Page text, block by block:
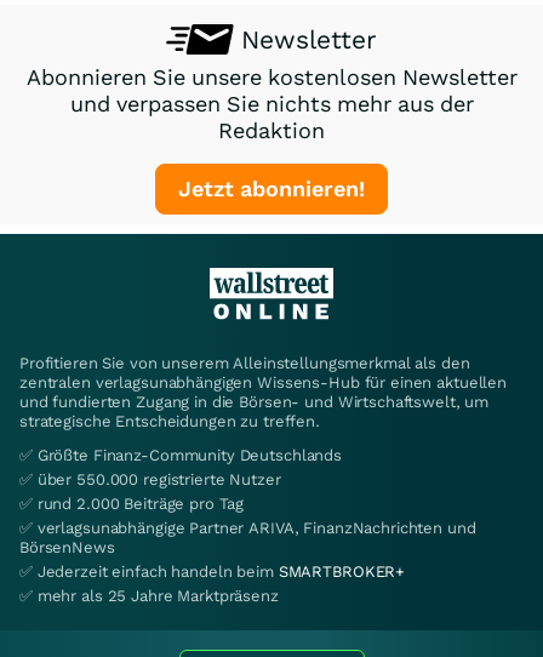
Newsletter
Abonnieren Sie unsere kostenlosen Newsletter
und verpassen Sie nichts mehr aus der
Redaktion
Jetzt abonnieren!
Profitieren Sie von unserem Alleinstellungsmerkmal als den
zentralen verlagsunabhängigen Wissens-Hub für einen aktuellen
und fundierten Zugang in die Börsen- und Wirtschaftswelt, um
strategische Entscheidungen zu treffen.
✅ Größte Finanz-Community Deutschlands
✅ über 550.000 registrierte Nutzer
✅ rund 2.000 Beiträge pro Tag
✅ verlagsunabhängige Partner ARIVA, FinanzNachrichten und
BörsenNews
✅ Jederzeit einfach handeln beim SMARTBROKER+
✅ mehr als 25 Jahre Marktpräsenz